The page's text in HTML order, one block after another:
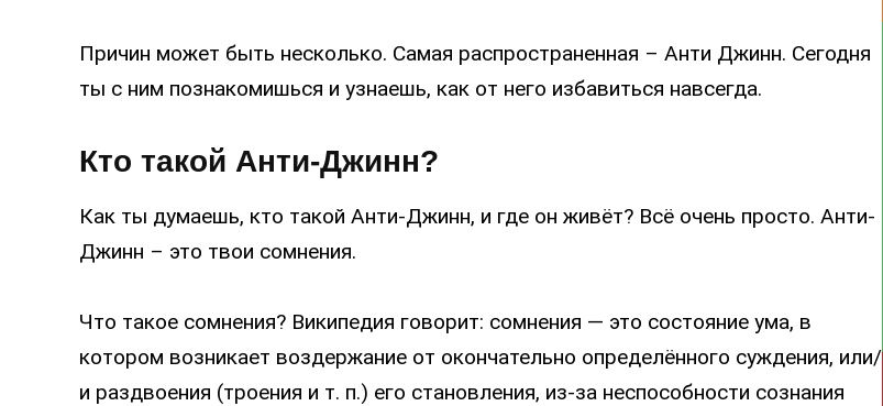
Причин может быть несколько. Самая распространенная – Анти Джинн. Сегодня
ты с ним познакомишься и узнаешь, как от него избавиться навсегда.
Кто такой Анти-Джинн?
Как ты думаешь, кто такой Анти-Джинн, и где он живёт? Всё очень просто. Анти-
Джинн – это твои сомнения.
Что такое сомнения? Википедия говорит: сомнения — это состояние ума, в
котором возникает воздержание от окончательно определённого суждения, или/
и раздвоения (троения и т. п.) его становления, из-за неспособности сознания